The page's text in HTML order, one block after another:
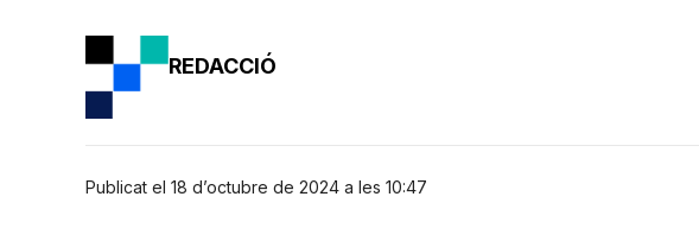
REDACCIÓ
Publicat el 18 d’octubre de 2024 a les 10:47